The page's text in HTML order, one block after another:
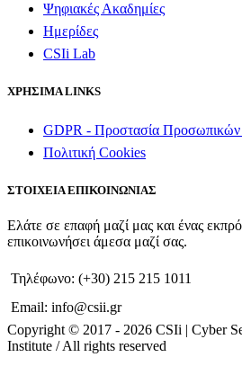
Ψηφιακές Ακαδημίες
Ημερίδες
CSIi Lab
ΧΡΗΣΙΜΑ LINKS
GDPR - Προστασία
Πολιτική Cookies
ΣΤΟΙΧΕΙΑ ΕΠΙΚΟΙΝΩΝΙΑΣ
Ελάτε σε επαφή μαζί μας και ένας
επικοινωνήσει άμεσα μαζί σας.
Τηλέφωνο: (+30) 215 215 1011
Email: info@csii.gr
Copyright © 2017 - 2026 CSIi | Cyber
Institute / All rights reserved